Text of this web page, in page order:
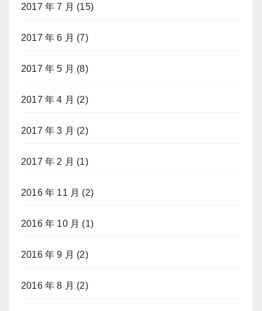
2017 年 7 月 (15)
2017 年 6 月 (7)
2017 年 5 月 (8)
2017 年 4 月 (2)
2017 年 3 月 (2)
2017 年 2 月 (1)
2016 年 11 月 (2)
2016 年 10 月 (1)
2016 年 9 月 (2)
2016 年 8 月 (2)